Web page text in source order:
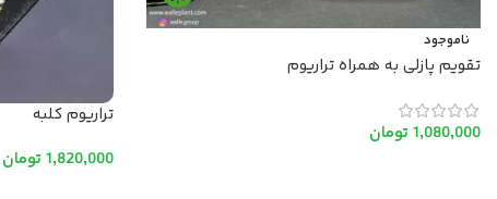
ناموجود
تقویم پازلی به همراه تراریوم
1,080,000 تومان
تراریوم کلبه
1,820,000 تومان